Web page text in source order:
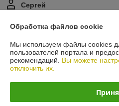
Сергей
Покупатель
Обработка файлов cookie
Мы используем файлы cookies
пользователей портала и
рекомендаций. Вы можете
отключить их.